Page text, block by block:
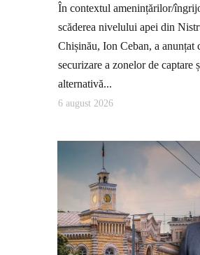
În contextul amenințărilor/
scăderea nivelului apei din
Chișinău, Ion Ceban, a anunțat
securizare a zonelor de captare
alternativă...
6 august 2026